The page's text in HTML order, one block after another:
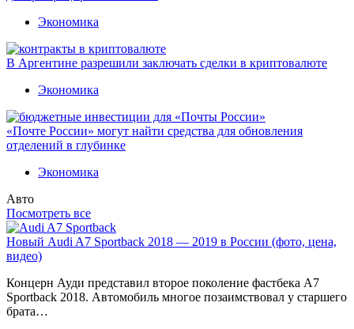
Экономика
В Аргентине разрешили заключать сделки в криптовалюте
Экономика
«Почте России» могут найти средства для обновления
отделений в глубинке
Экономика
Авто
Посмотреть все
Новый Audi A7 Sportback 2018 — 2019 в России (фото, цена,
видео)
Концерн Ауди представил второе поколение фастбека A7
Sportback 2018. Автомобиль многое позаимствовал у старшего
брата…